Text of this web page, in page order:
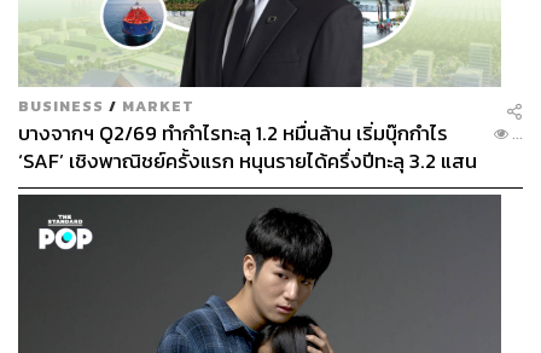
BUSINESS / MARKET
บางจากฯ Q2/69 ทำกำไรทะลุ 1.2 หมื่นล้าน เริ่มบุ๊กกำไร
‘SAF’ เชิงพาณิชย์ครั้งแรก หนุนรายได้ครึ่งปีทะลุ 3.2 แสน
ล้าน
...